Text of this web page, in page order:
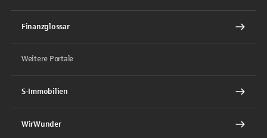
Finanzglossar
Weitere Portale
S-Immobilien
WirWunder